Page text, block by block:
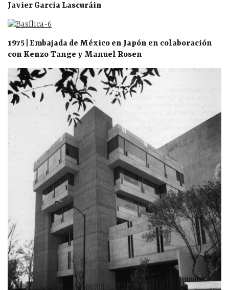
Javier García Lascuráin
1975 | Embajada de México en Japón en colaboración
con Kenzo Tange y Manuel Rosen